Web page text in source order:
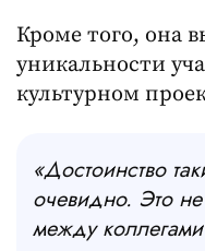
Кроме того, она
уникальности
культурном
«Достоинство
очевидно. Это
между